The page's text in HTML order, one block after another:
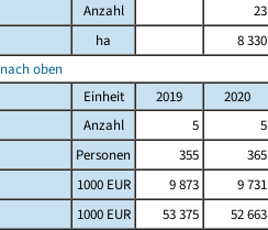
Anzahl
23
ha
8 330
nach oben
Einheit 2019 2020
Anzahl 5 5
Personen 355 365
1000 EUR 9 873 9 731
1000 EUR 53 375 52 663